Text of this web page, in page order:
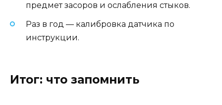
предмет засоров и ослабления стыков.
Раз в год — калибровка датчика по
инструкции.
Итог: что запомнить